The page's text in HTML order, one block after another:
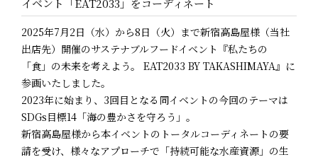
イベント「EAT2033」をコーディネート
2025年7月2日（水）から8日（火）まで新宿高島屋様（当社
出店先）開催のサステナブルフードイベント『私たちの
「食」の未来を考えよう。 EAT2033 BY TAKASHIMAYA』に
参画いたしました。
2023年に始まり、3回目となる同イベントの今回のテーマは
SDGs目標14「海の豊かさを守ろう」。
新宿高島屋様から本イベントのトータルコーディネートの要
請を受け、様々なアプローチで「持続可能な水産資源」の生